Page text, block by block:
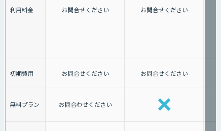
利用料金 お問合せください お問合せください
初期費用 お問合せください お問合せください
無料プラン お問合わせください